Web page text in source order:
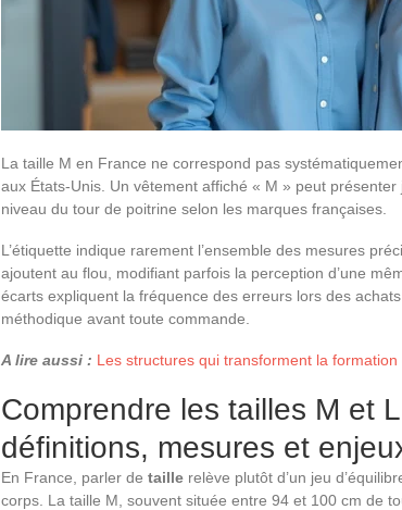
La taille M en France ne correspond pas
aux États-Unis. Un vêtement affiché « M » peut présenter
niveau du tour de poitrine selon les marques françaises.
L’étiquette indique rarement l’ensemble des mesures
ajoutent au flou, modifiant parfois la perception d’une
écarts expliquent la fréquence des erreurs lors des
méthodique avant toute commande.
A lire aussi : Les structures qui transforment la
Comprendre les tailles M et
définitions, mesures et
En France, parler de taille relève plutôt d’un jeu
corps. La taille M, souvent située entre 94 et 100 cm de